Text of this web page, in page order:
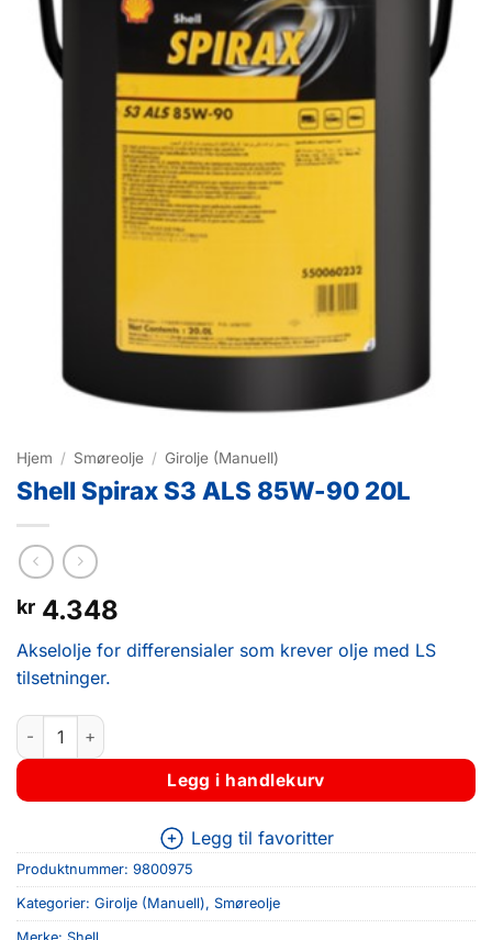
Hjem / Smøreolje / Girolje (Manuell)
Shell Spirax S3 ALS 85W-90 20L
kr 4.348
Akselolje for differensialer som krever olje med LS
tilsetninger.
Shell Spirax S3 ALS 85W-90 20L antall
Legg i handlekurv
Legg til favoritter
Produktnummer: 9800975
Kategorier: Girolje (Manuell), Smøreolje
Merke: Shell